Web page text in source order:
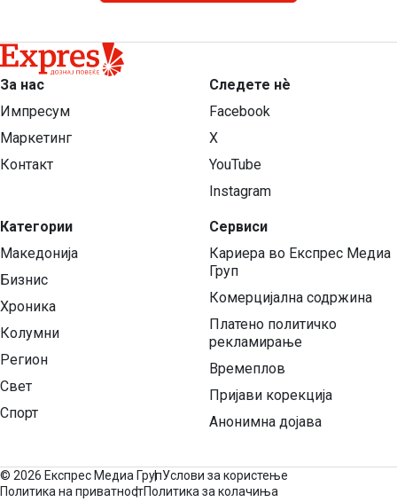
За нас
Импресум
Маркетинг
Контакт
Категории
Македонија
Бизнис
Хроника
Колумни
Регион
Свет
Спорт
Следете нѐ
Facebook
X
YouTube
Instagram
Сервиси
Кариера во Експрес Медиа
Груп
Комерцијална содржина
Платено политичко
рекламирање
Времеплов
Пријави корекција
Анонимна дојава
© 2026 Експрес Медиа ГрупУслови за користење
Политика на приватностПолитика за колачиња